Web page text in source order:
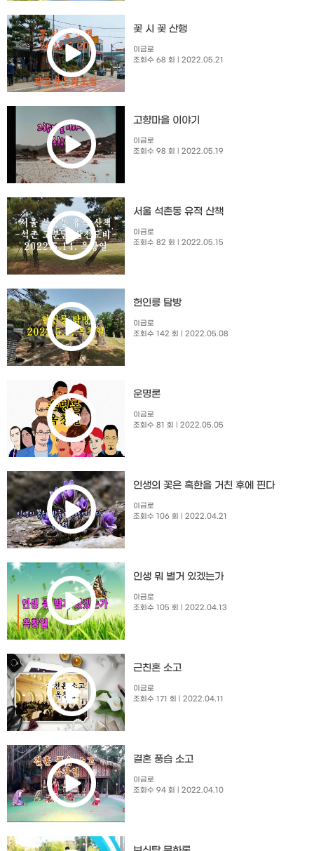
꽃 시 꽃 산행
이금로
조회수 68 회
| 2022.05.21
고향마을 이야기
이금로
조회수 98 회
| 2022.05.19
서울 석촌동 유적 산책
이금로
조회수 82 회
| 2022.05.15
헌인릉 탐방
이금로
조회수 142 회
| 2022.05.08
운명론
이금로
조회수 81 회
| 2022.05.05
인생의 꽃은 혹한을 거친 후에 핀다
이금로
조회수 106 회
| 2022.04.21
인생 뭐 별거 있겠는가
이금로
조회수 105 회
| 2022.04.13
근친혼 소고
이금로
조회수 171 회
| 2022.04.11
결혼 풍습 소고
이금로
조회수 94 회
| 2022.04.10